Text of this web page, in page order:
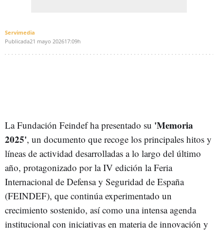
Servimedia
Publicada21 mayo 202617:09h
La Fundación Feindef ha presentado su 'Memoria
2025', un documento que recoge los principales hitos y
líneas de actividad desarrolladas a lo largo del último
año, protagonizado por la IV edición la Feria
Internacional de Defensa y Seguridad de España
(FEINDEF), que continúa experimentado un
crecimiento sostenido, así como una intensa agenda
institucional con iniciativas en materia de innovación y